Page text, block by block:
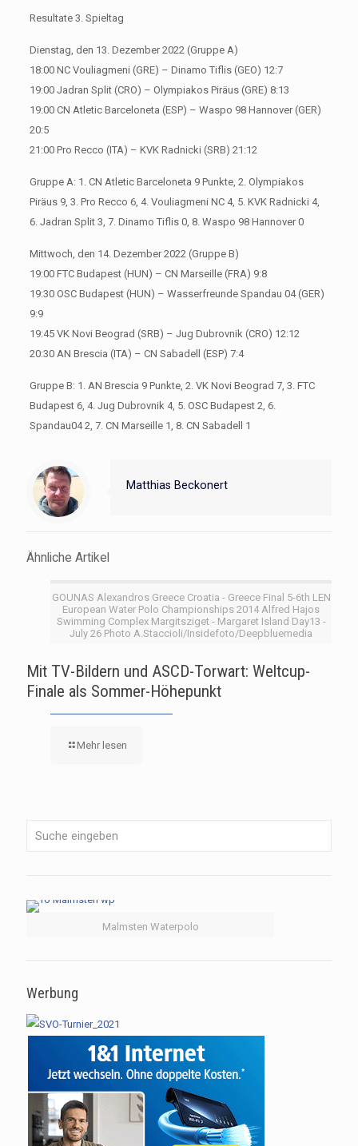
Resultate 3. Spieltag
Dienstag, den 13. Dezember 2022 (Gruppe A)
18:00 NC Vouliagmeni (GRE) – Dinamo Tiflis (GEO) 12:7
19:00 Jadran Split (CRO) – Olympiakos Piräus (GRE) 8:13
19:00 CN Atletic Barceloneta (ESP) – Waspo 98 Hannover (GER)
20:5
21:00 Pro Recco (ITA) – KVK Radnicki (SRB) 21:12
Gruppe A: 1. CN Atletic Barceloneta 9 Punkte, 2. Olympiakos
Piräus 9, 3. Pro Recco 6, 4. Vouliagmeni NC 4, 5. KVK Radnicki 4,
6. Jadran Split 3, 7. Dinamo Tiflis 0, 8. Waspo 98 Hannover 0
Mittwoch, den 14. Dezember 2022 (Gruppe B)
19:00 FTC Budapest (HUN) – CN Marseille (FRA) 9:8
19:30 OSC Budapest (HUN) – Wasserfreunde Spandau 04 (GER)
9:9
19:45 VK Novi Beograd (SRB) – Jug Dubrovnik (CRO) 12:12
20:30 AN Brescia (ITA) – CN Sabadell (ESP) 7:4
Gruppe B: 1. AN Brescia 9 Punkte, 2. VK Novi Beograd 7, 3. FTC
Budapest 6, 4. Jug Dubrovnik 4, 5. OSC Budapest 2, 6.
Spandau04 2, 7. CN Marseille 1, 8. CN Sabadell 1
Matthias Beckonert
Ähnliche Artikel
GOUNAS Alexandros Greece Croatia - Greece Final 5-6th LEN
European Water Polo Championships 2014 Alfred Hajos
Swimming Complex Margitsziget - Margaret Island Day13 -
July 26 Photo A.Staccioli/Insidefoto/Deepbluemedia
Mit TV-Bildern und ASCD-Torwart: Weltcup-
Finale als Sommer-Höhepunkt
Mehr lesen
Malmsten Waterpolo
Werbung